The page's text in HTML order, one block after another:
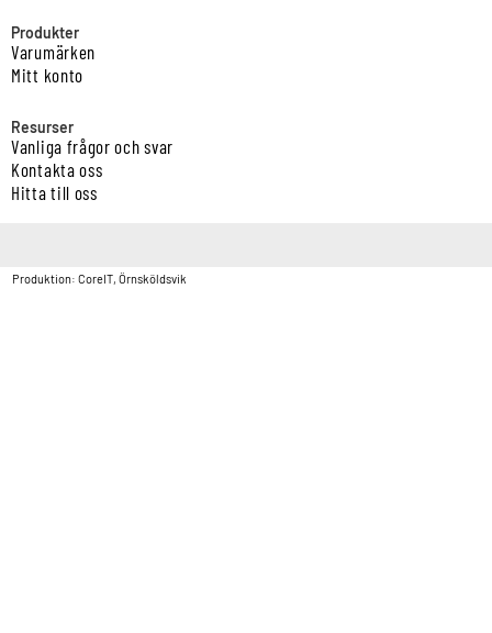
Produkter
Varumärken
Mitt konto
Resurser
Vanliga frågor och svar
Kontakta oss
Hitta till oss
Produktion: CoreIT, Örnsköldsvik